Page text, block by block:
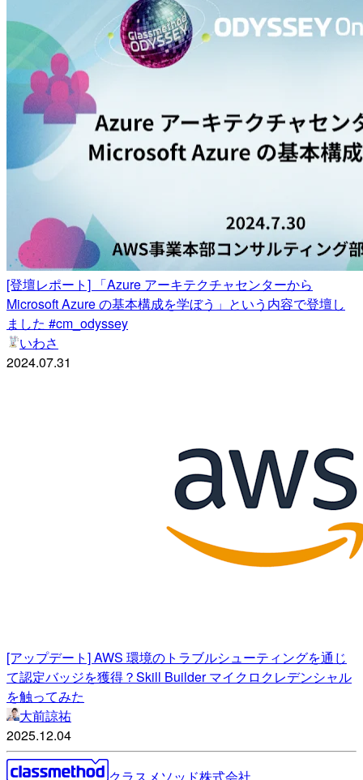
[登壇レポート] 「Azure アーキテクチャセンターから
Microsoft Azure の基本構成を学ぼう」という内容で登壇し
ました #cm_odyssey
いわさ
2024.07.31
[アップデート] AWS 環境のトラブルシューティングを通じ
て認定バッジを獲得？Skill Builder マイクロクレデンシャル
を触ってみた
大前諒祐
2025.12.04